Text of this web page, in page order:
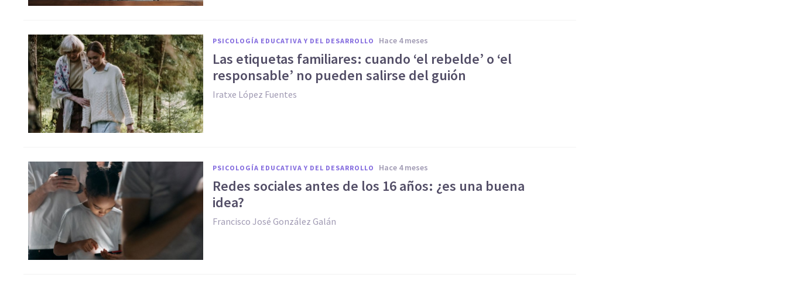
PSICOLOGÍA EDUCATIVA Y DEL DESARROLLO hace 4 meses
Las etiquetas familiares: cuando ‘el rebelde’ o ‘el
responsable’ no pueden salirse del guión
Iratxe López Fuentes
PSICOLOGÍA EDUCATIVA Y DEL DESARROLLO hace 4 meses
Redes sociales antes de los 16 años: ¿es una buena
idea?
Francisco José González Galán